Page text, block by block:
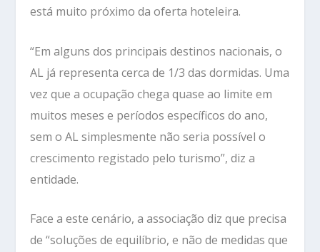
está muito próximo da oferta hoteleira.
“Em alguns dos principais destinos nacionais, o
AL já representa cerca de 1/3 das dormidas. Uma
vez que a ocupação chega quase ao limite em
muitos meses e períodos específicos do ano,
sem o AL simplesmente não seria possível o
crescimento registado pelo turismo”, diz a
entidade.
Face a este cenário, a associação diz que precisa
de “soluções de equilíbrio, e não de medidas que